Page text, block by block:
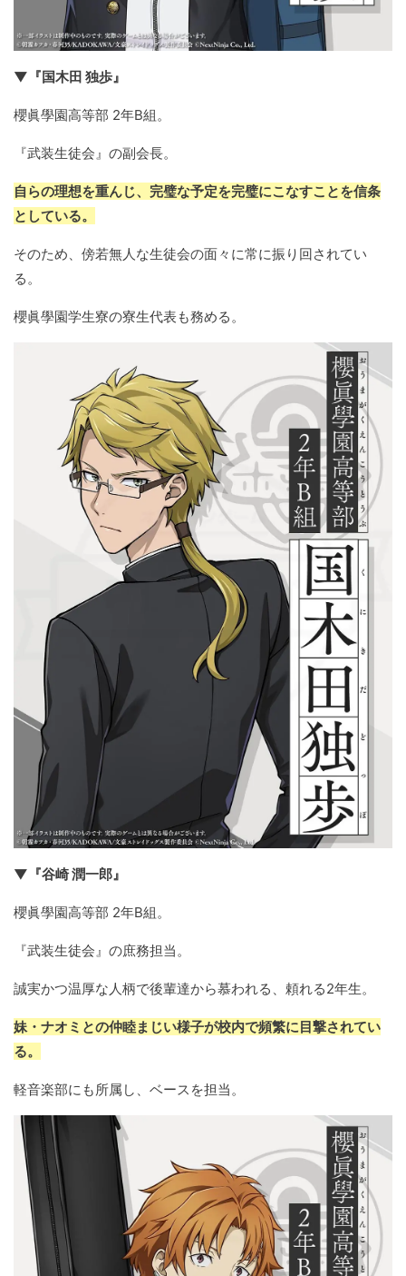
▼『国木田 独歩』
櫻眞學園高等部 2年B組。
『武装生徒会』の副会長。
自らの理想を重んじ、完璧な予定を完璧にこなすことを信条
としている。
そのため、傍若無人な生徒会の面々に常に振り回されてい
る。
櫻眞學園学生寮の寮生代表も務める。
▼『谷崎 潤一郎』
櫻眞學園高等部 2年B組。
『武装生徒会』の庶務担当。
誠実かつ温厚な人柄で後輩達から慕われる、頼れる2年生。
妹・ナオミとの仲睦まじい様子が校内で頻繁に目撃されてい
る。
軽音楽部にも所属し、ベースを担当。